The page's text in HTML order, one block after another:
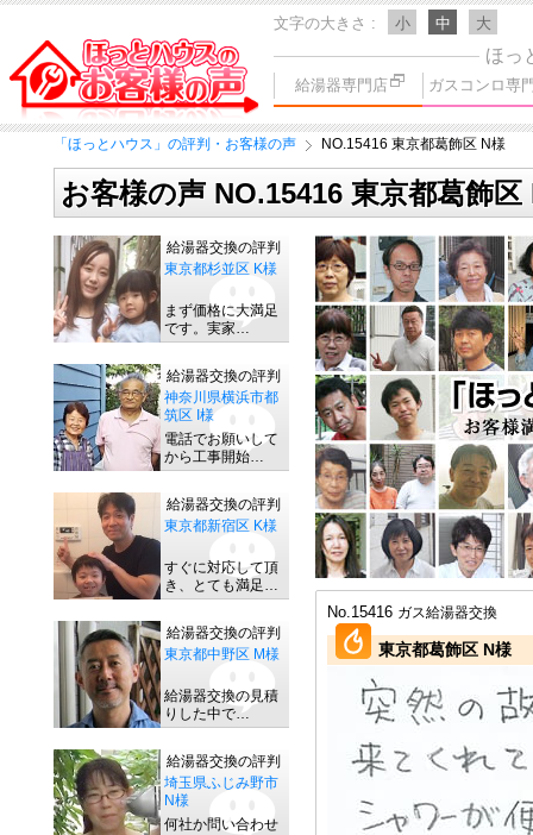
文字の大きさ 小 中 大
ほっ
給湯器専門店 ガスコンロ専
「ほっとハウス」の評判・お客様の声 NO.15416 東京都葛飾区 N様
お客様の声 NO.15416 東京都葛飾区
No.15416 ガス給湯器交換
東京都葛飾区 N様
給湯器交換の評判
東京都杉並区 K様
まず価格に大満足
です。実家…
給湯器交換の評判
神奈川県横浜市都
筑区 I様
電話でお願いして
から工事開始…
給湯器交換の評判
東京都新宿区 K様
すぐに対応して頂
き、とても満足…
給湯器交換の評判
東京都中野区 M様
給湯器交換の見積
りした中で…
給湯器交換の評判
埼玉県ふじみ野市
N様
何社か問い合わせ